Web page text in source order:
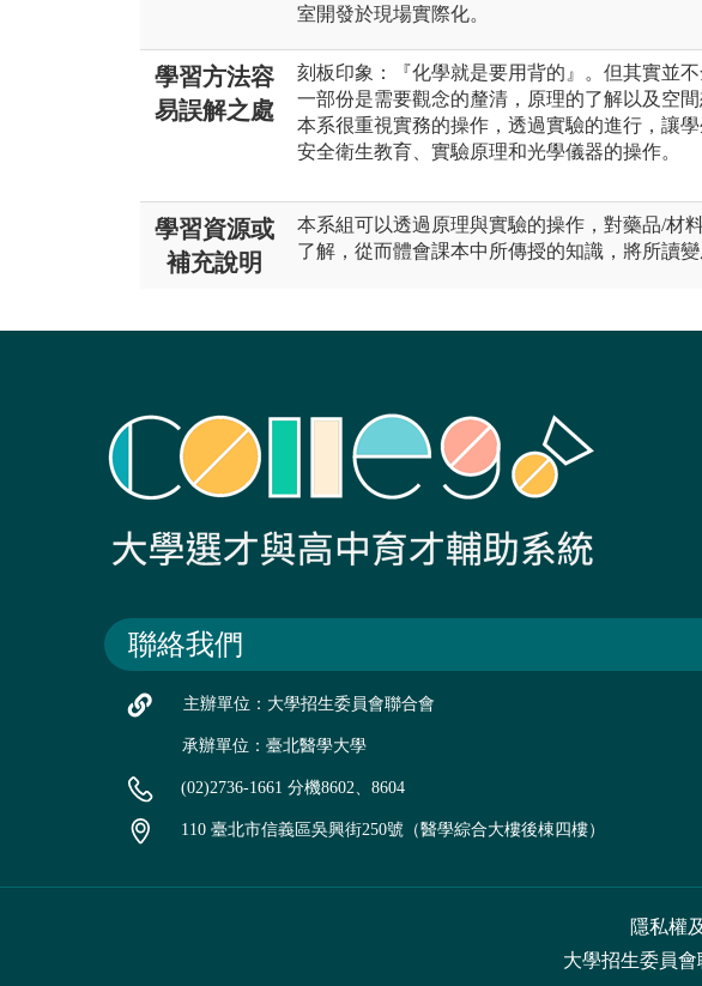
室開發於現場實際化。
學習方法容
易誤解之處
刻板印象：『化學就是要用背的』。但其實並
一部份是需要觀念的釐清，原理的了解以及空間
本系很重視實務的操作，透過實驗的進行，讓
安全衛生教育、實驗原理和光學儀器的操作。
學習資源或
補充說明
本系組可以透過原理與實驗的操作，對藥品/材
了解，從而體會課本中所傳授的知識，將所讀變
聯絡我們
主辦單位：大學招生委員會聯合會
承辦單位：臺北醫學大學
(02)2736-1661 分機8602、8604
110 臺北市信義區吳興街250號（醫學綜合大樓後棟四樓）
隱私權
大學招生委員會